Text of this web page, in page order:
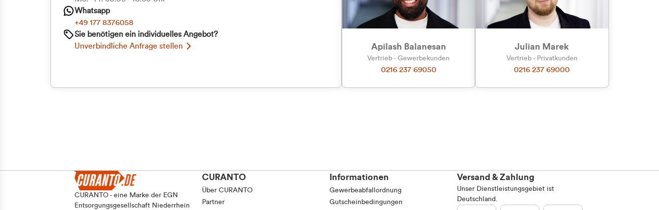
Whatsapp
+49 177 8376058
Sie benötigen ein individuelles Angebot?
Unverbindliche Anfrage stellen
Apilash Balanesan
Vertrieb - Gewerbekunden
0216 237 69050
Julian Marek
Vertrieb - Privatkunden
0216 237 69000
CURANTO - eine Marke der EGN
Entsorgungsgesellschaft Niederrhein
CURANTO
Über CURANTO
Partner
Informationen
Gewerbeabfallordnung
Gutscheinbedingungen
Versand & Zahlung
Unser Dienstleistungsgebiet ist
Deutschland.